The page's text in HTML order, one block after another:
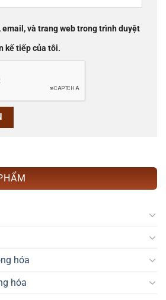
email, và trang web trong trình duyệt
kế tiếp của tôi.
hóa
hóa